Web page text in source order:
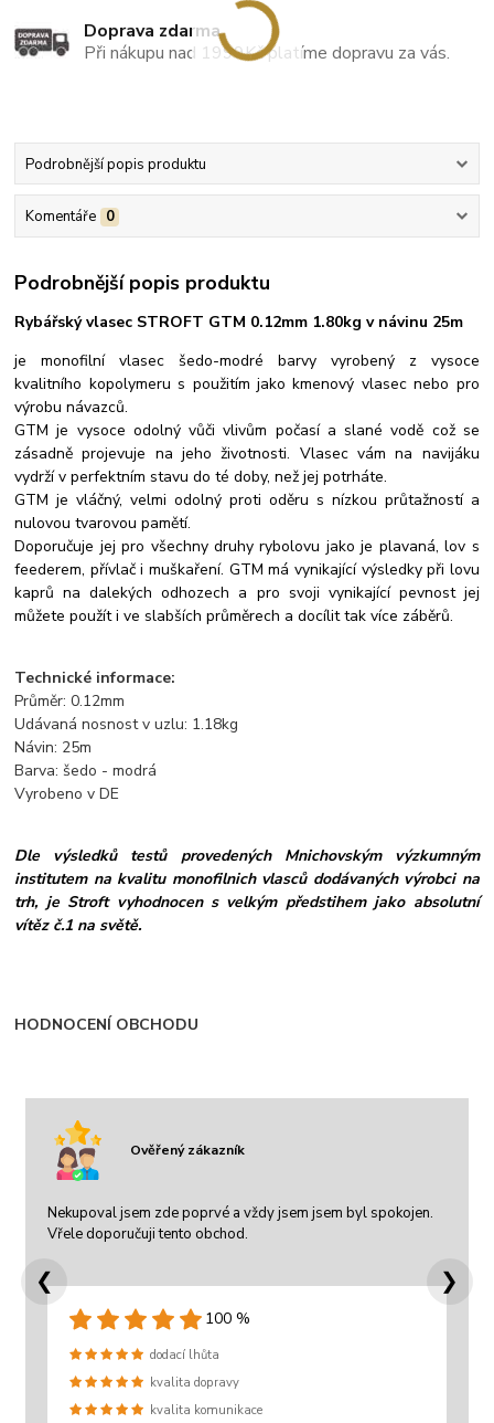
Doprava zdarma
Při nákupu nad 1999Kč platíme dopravu za vás.
Podrobnější popis produktu
Komentáře 0
Podrobnější popis produktu
Rybářský vlasec STROFT GTM 0.12mm 1.80kg v návinu 25m
je monofilní vlasec šedo-modré barvy vyrobený z vysoce
kvalitního kopolymeru s použitím jako kmenový vlasec nebo pro
výrobu návazců.
GTM je vysoce odolný vůči vlivům počasí a slané vodě což se
zásadně projevuje na jeho životnosti. Vlasec vám na navijáku
vydrží v perfektním stavu do té doby, než jej potrháte.
GTM je vláčný, velmi odolný proti oděru s nízkou průtažností a
nulovou tvarovou pamětí.
Doporučuje jej pro všechny druhy rybolovu jako je plavaná, lov s
feederem, přívlač i muškaření. GTM má vynikající výsledky při lovu
kaprů na dalekých odhozech a pro svoji vynikající pevnost jej
můžete použít i ve slabších průměrech a docílit tak více záběrů.
Technické informace:
Průměr: 0.12mm
Udávaná nosnost v uzlu: 1.18kg
Návin: 25m
Barva: šedo - modrá
Vyrobeno v DE
Dle výsledků testů provedených Mnichovským výzkumným
institutem na kvalitu monofilnich vlasců dodávaných výrobci na
trh, je Stroft vyhodnocen s velkým předstihem jako absolutní
vítěz č.1 na světě.
HODNOCENÍ OBCHODU
Ověřený zákazník
Nekupoval jsem zde poprvé a vždy jsem jsem byl spokojen.
Vřele doporučuji tento obchod.
100 %
dodací lhůta
kvalita dopravy
kvalita komunikace
❮ ❯